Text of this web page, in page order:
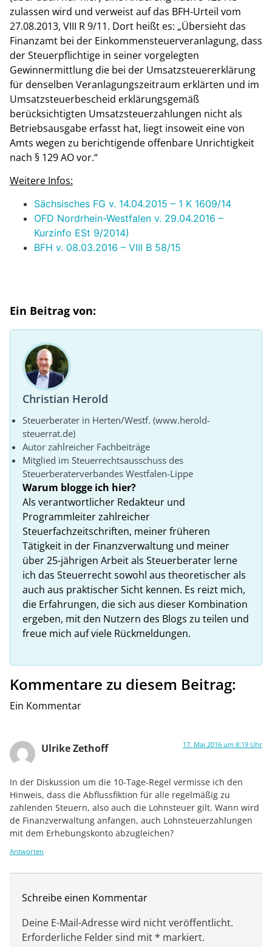
zulassen wird und verweist auf das BFH-Urteil vom
27.08.2013, VIII R 9/11. Dort heißt es: „Übersieht das
Finanzamt bei der Einkommensteuerveranlagung, dass
der Steuerpflichtige in seiner vorgelegten
Gewinnermittlung die bei der Umsatzsteuererklärung
für denselben Veranlagungszeitraum erklärten und im
Umsatzsteuerbescheid erklärungsgemäß
berücksichtigten Umsatzsteuerzahlungen nicht als
Betriebsausgabe erfasst hat, liegt insoweit eine von
Amts wegen zu berichtigende offenbare Unrichtigkeit
nach § 129 AO vor.“
Weitere Infos:
Sächsisches FG v. 14.04.2015 – 1 K 1609/14
OFD Nordrhein-Westfalen v. 29.04.2016 –
Kurzinfo ESt 9/2014)
BFH v. 08.03.2016 – VIII B 58/15
Ein Beitrag von:
Christian Herold
Steuerberater in Herten/Westf. (www.herold-
steuerrat.de)
Autor zahlreicher Fachbeiträge
Mitglied im Steuerrechtsausschuss des
Steuerberaterverbandes Westfalen-Lippe
Warum blogge ich hier?
Als verantwortlicher Redakteur und
Programmleiter zahlreicher
Steuerfachzeitschriften, meiner früheren
Tätigkeit in der Finanzverwaltung und meiner
über 25-jährigen Arbeit als Steuerberater lerne
ich das Steuerrecht sowohl aus theoretischer als
auch aus praktischer Sicht kennen. Es reizt mich,
die Erfahrungen, die sich aus dieser Kombination
ergeben, mit den Nutzern des Blogs zu teilen und
freue mich auf viele Rückmeldungen.
Kommentare zu diesem Beitrag:
Ein Kommentar
Ulrike Zethoff 17. Mai 2016 um 8:19 Uhr
In der Diskussion um die 10-Tage-Regel vermisse ich den
Hinweis, dass die Abflussfiktion für alle regelmäßig zu
zahlenden Steuern, also auch die Lohnsteuer gilt. Wann wird
de Finanzverwaltung anfangen, auch Lohnsteuerzahlungen
mit dem Erhebungskonto abzugleichen?
Antworten
Schreibe einen Kommentar
Deine E-Mail-Adresse wird nicht veröffentlicht.
Erforderliche Felder sind mit * markiert.